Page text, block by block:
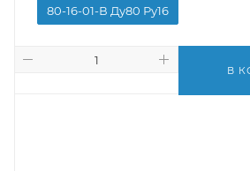
80-16-01-В Ду80 Ру16
В